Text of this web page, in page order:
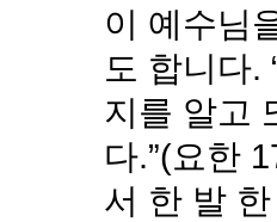
이 예수님
도 합니다.
지를 알고
다.”(요한
서 한 발